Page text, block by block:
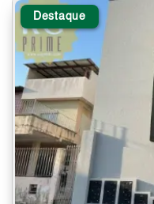
Destaque